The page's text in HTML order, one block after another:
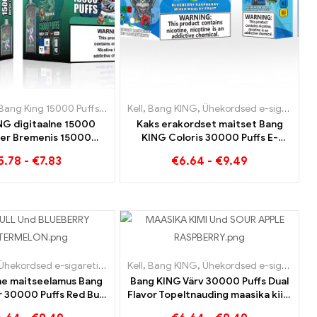
e-sigaretid Slovakkia Ühekordsed e-sigaretid Sloveenia,
King 15000 Puffs,Nikotiiniga ühekordne e-sigaret,Ühekordsed
digitaalne 15000
Bremenis 15000
- €7.83
Kell, Bang KING, Ühekordsed e-sigaretid Leedu
Kaks erakordset maitset Bang
KING Coloris 30000 Puffs E-
segatud ja hallitanud puuviljad
€6.64 - €9.49
e-sigaretid Luksemburg,Ühekordsed e-sigaretid Holland,
e-sigaretid , Ühekordsed e-sigaretid Leedu,Ühekordsed
maitseelamus Bang
30000 Puffs Red Bull
Kell, Bang KING, Ühekordsed e-sigaretid Leedu
Bang KING Värv 30000 Puffs Dual
Flavor Topeltnauding maasika kiivi